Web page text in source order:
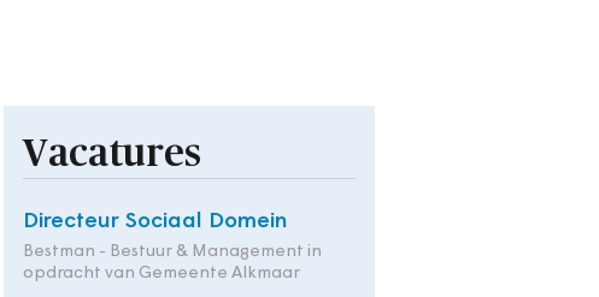
Vacatures
Directeur Sociaal Domein
Bestman - Bestuur & Management in
opdracht van Gemeente Alkmaar